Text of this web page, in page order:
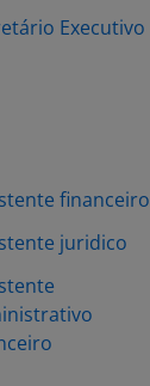
Executivo
financeiro
juridico